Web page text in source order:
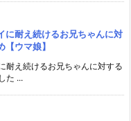
に耐え続けるお兄ちゃんに対
ウマ娘】
耐え続けるお兄ちゃんに対する
た ...